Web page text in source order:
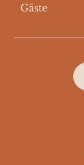
Gäste